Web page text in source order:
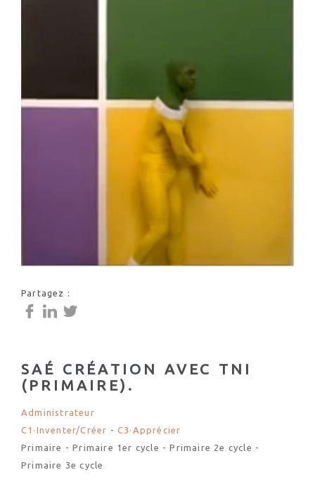
Partagez :
SAÉ CRÉATION AVEC TNI
(PRIMAIRE).
Administrateur
C1·Inventer/Créer -C3·Apprécier
Primaire - Primaire 1er cycle - Primaire 2e cycle -
Primaire 3e cycle